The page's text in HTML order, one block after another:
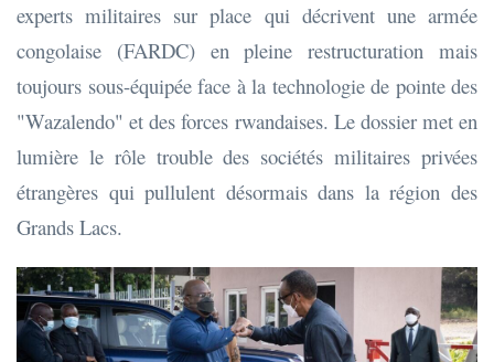
experts militaires sur place qui décrivent une armée
congolaise (FARDC) en pleine restructuration mais
toujours sous-équipée face à la technologie de pointe des
"Wazalendo" et des forces rwandaises. Le dossier met en
lumière le rôle trouble des sociétés militaires privées
étrangères qui pullulent désormais dans la région des
Grands Lacs.